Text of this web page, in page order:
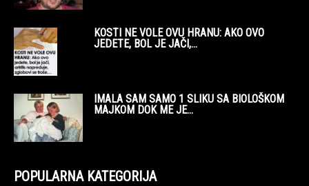
KOSTI NE VOLE OVU HRANU: AKO OVO
JEDETE, BOL JE JAČI,...
IMALA SAM SAMO 1 SLIKU SA BIOLOŠKOM
MAJKOM DOK ME JE...
POPULARNA KATEGORIJA